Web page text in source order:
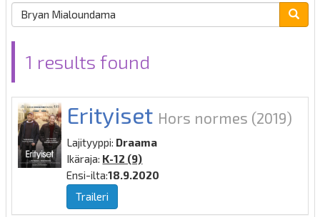
1 results found
Erityiset Hors normes (2019)
Lajityyppi: Draama
Ikäraja: K-12 (9)
Ensi-ilta:18.9.2020
Traileri